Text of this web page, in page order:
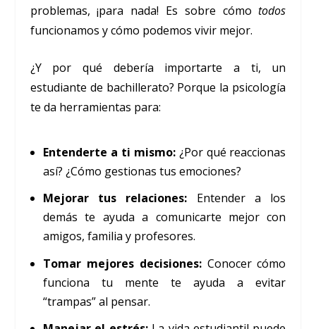
problemas, ¡para nada! Es sobre cómotodos
funcionamos y cómo podemos vivir mejor.
¿Y por qué debería importarte a ti, un
estudiante de bachillerato? Porque la psicología
te da herramientas para:
Entenderte a ti mismo:¿Por qué reaccionas
así? ¿Cómo gestionas tus emociones?
Mejorar tus relaciones: Entender a los
demás te ayuda a comunicarte mejor con
amigos, familia y profesores.
Tomar mejores decisiones:Conocer cómo
funciona tu mente te ayuda a evitar
“trampas” al pensar.